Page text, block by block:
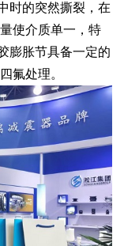
时的突然撕裂，在
使介质单一，特
膨胀节具备一定的
氟处理。